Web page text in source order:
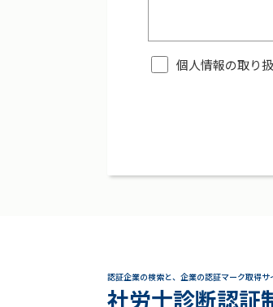
個人情報の取り
認証企業の検索と、企業の認証マーク取得サ
社労士診断認証